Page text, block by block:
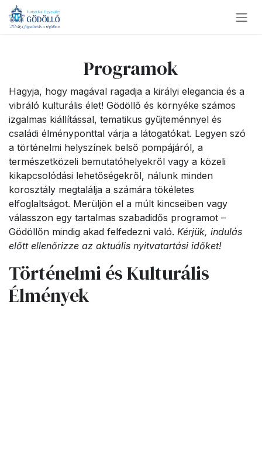
Kihagyás és továbblépés a tartalomhoz
Programok
Hagyja, hogy magával ragadja a királyi elegancia és a
vibráló kulturális élet! Gödöllő és környéke számos
izgalmas kiállítással, tematikus gyűjteménnyel és
családi élményponttal várja a látogatókat. Legyen szó
a történelmi helyszínek belső pompájáról, a
természetközeli bemutatóhelyekről vagy a közeli
kikapcsolódási lehetőségekről, nálunk minden
korosztály megtalálja a számára tökéletes
elfoglaltságot. Merüljön el a múlt kincseiben vagy
válasszon egy tartalmas szabadidős programot –
Gödöllőn mindig akad felfedezni való. Kérjük, indulás
előtt ellenőrizze az aktuális nyitvatartási időket!
Történelmi és Kulturális
Élmények